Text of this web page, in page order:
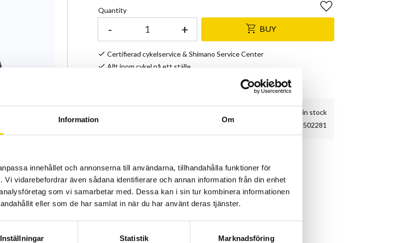
Information Om
innehållet och annonserna till användarna, tillhandahålla funktioner för
vidarebefordrar även sådana identifierare och annan information från din enhet
som vi samarbetar med. Dessa kan i sin tur kombinera informationen
eller som de har samlat in när du har använt deras tjänster.
Inställningar Statistik Marknadsföring
Quantity
+
- BUY
Add to favorites
Certifierad cykelservice & Shimano Service Center
Allt inom cykel på ett ställe
28 pc. in stock
T502281